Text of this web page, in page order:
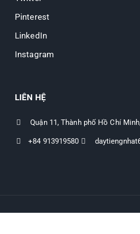
Pinterest
LinkedIn
Instagram
LIÊN HỆ
Quận 11, Thành phố Hồ Chí
+84 913919580